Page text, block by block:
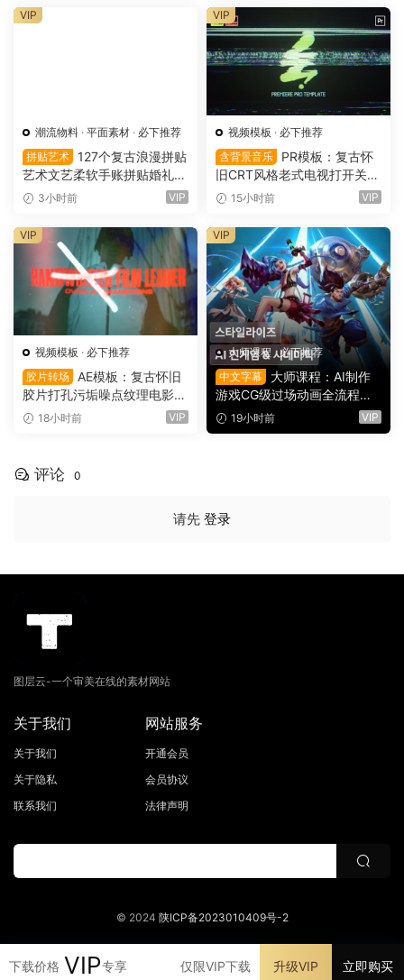
下载价格 VIP专享 仅限VIP下载 升级VIP 立即购买
– S-Log3 LUT Pack（1260
2）
ph SPARK（16153）
潮流物料 · 平面素材 · 必下推荐
拼贴艺术
127个复古浪漫拼贴
艺术文艺柔软手账拼贴婚礼纸
张边框信封蕾丝蝴蝶结小物件
oft Files: Minimal Archive Co
llage（16152）
3小时前 VIP
VIP
视频模板 · 必下推荐
含背景音乐
PR模板：复古怀
旧CRT风格老式电视打开关闭
LOGO动画展示（16151）
15小时前 VIP
VIP
视频模板 · 必下推荐
胶片转场
AE模板：复古怀旧
胶片打孔污垢噪点纹理电影帧
叠加电影短片剪辑转场过渡
18小时前 VIP
VIP
大师课程 ·必下推荐
中文字幕
大师课程：AI制作
游戏CG级过场动画全流程视
频课程 中文字幕（16149）
19小时前 VIP
VIP
评论 0
请先 登录
图层云-一个审美在线的素材网站
关于我们
关于我们
关于隐私
联系我们
网站服务
开通会员
会员协议
法律声明
© 2024 陕ICP备2023010409号-2
首页 VIP 我的